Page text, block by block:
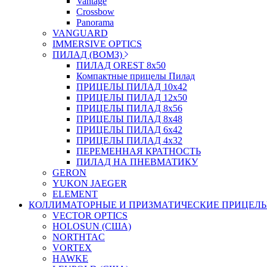
Crossbow
Panorama
VANGUARD
IMMERSIVE OPTICS
ПИЛАД (ВОМЗ)
ПИЛАД OREST 8х50
Компактные прицелы Пилад
ПРИЦЕЛЫ ПИЛАД 10х42
ПРИЦЕЛЫ ПИЛАД 12х50
ПРИЦЕЛЫ ПИЛАД 8х56
ПРИЦЕЛЫ ПИЛАД 8х48
ПРИЦЕЛЫ ПИЛАД 6х42
ПРИЦЕЛЫ ПИЛАД 4х32
ПЕРЕМЕННАЯ КРАТНОСТЬ
ПИЛАД НА ПНЕВМАТИКУ
GERON
YUKON JAEGER
ELEMENT
КОЛЛИМАТОРНЫЕ И ПРИЗМАТИЧЕСКИЕ
VECTOR OPTICS
HOLOSUN (США)
NORTHTAC
VORTEX
HAWKE